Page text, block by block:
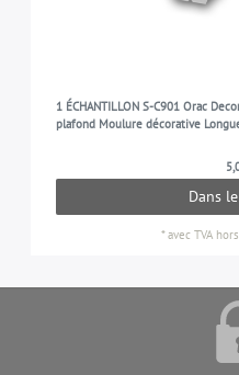
1 ÉCHANTILLON S-C901 Orac
plafond Moulure décorative
Dans
*avec TVAhors